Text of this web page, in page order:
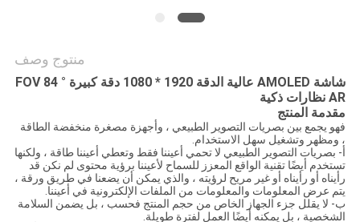
منتوج وصف
شاشة AMOLED عالية الدقة 1920 * 1080 دقة كبيرة FOV 84 °
AR نظارات ذكية
مقدمة المنتج
فهو يجمع بين بصريات التصوير الطبيعي ، وأجهزة مصغرة منخفضة الطاقة
، ومظهر وتشغيل سهل الاستخدام.
أ- بصريات التصوير الطبيعي لا تحمي أعيننا فقط وتعطي أعيننا طاقة ، ولكنها
تستخدم أيضًا تقنية الواقع المعزز للسماح لأعيننا برؤية محتوى لم نكن قد
رأيناه أو رأيناه أو غير مريح لرؤيته ، والذي يمكن أن يضعنا في طريق ورقة ،
يتم عرض المعلومات والمعلومات من الملفات الإلكترونية في أعيننا.
ب- لا يقلل جزء الجهاز الخاص من حجم المنتج فحسب ، بل يضمن السلامة
الشخصية ، بل يمكنه أيضًا العمل لفترة طويلة.